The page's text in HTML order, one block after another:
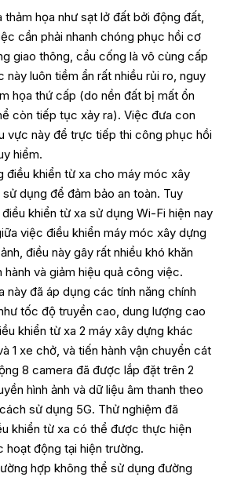
thảm họa như sạt lở đất bởi động đất,
cần phải nhanh chóng phục hồi cơ
giao thông, cầu cống là vô cùng cấp
này luôn tiềm ẩn rất nhiều rủi ro, nguy
họa thứ cấp (do nền đất bị mất ổn
còn tiếp tục xảy ra). Việc đưa con
vực này để trực tiếp thi công phục hồi
hiểm.
điều khiển từ xa cho máy móc xây
dụng để đảm bảo an toàn. Tuy
khiển từ xa sử dụng Wi-Fi hiện nay
việc điều khiển máy móc xây dựng
điều này gây rất nhiều khó khăn
và giảm hiệu quả công việc.
này đã áp dụng các tính năng chính
tốc độ truyền cao, dung lượng cao
khiển từ xa 2 máy xây dựng khác
1 xe chở, và tiến hành vận chuyển cát
8 camera đã được lắp đặt trên 2
hình ảnh và dữ liệu âm thanh theo
sử dụng 5G. Thử nghiệm đã
khiển từ xa có thể được thực hiện
hoạt động tại hiện trường.
hợp không thể sử dụng đường